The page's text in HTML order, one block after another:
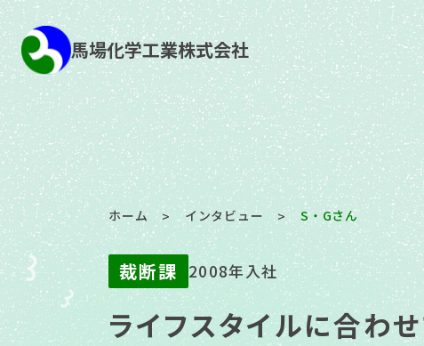
馬場化学工業株式会社
ホーム > インタビュー > S・Gさん
裁断課 2008年入社
ライフスタイルに合わ